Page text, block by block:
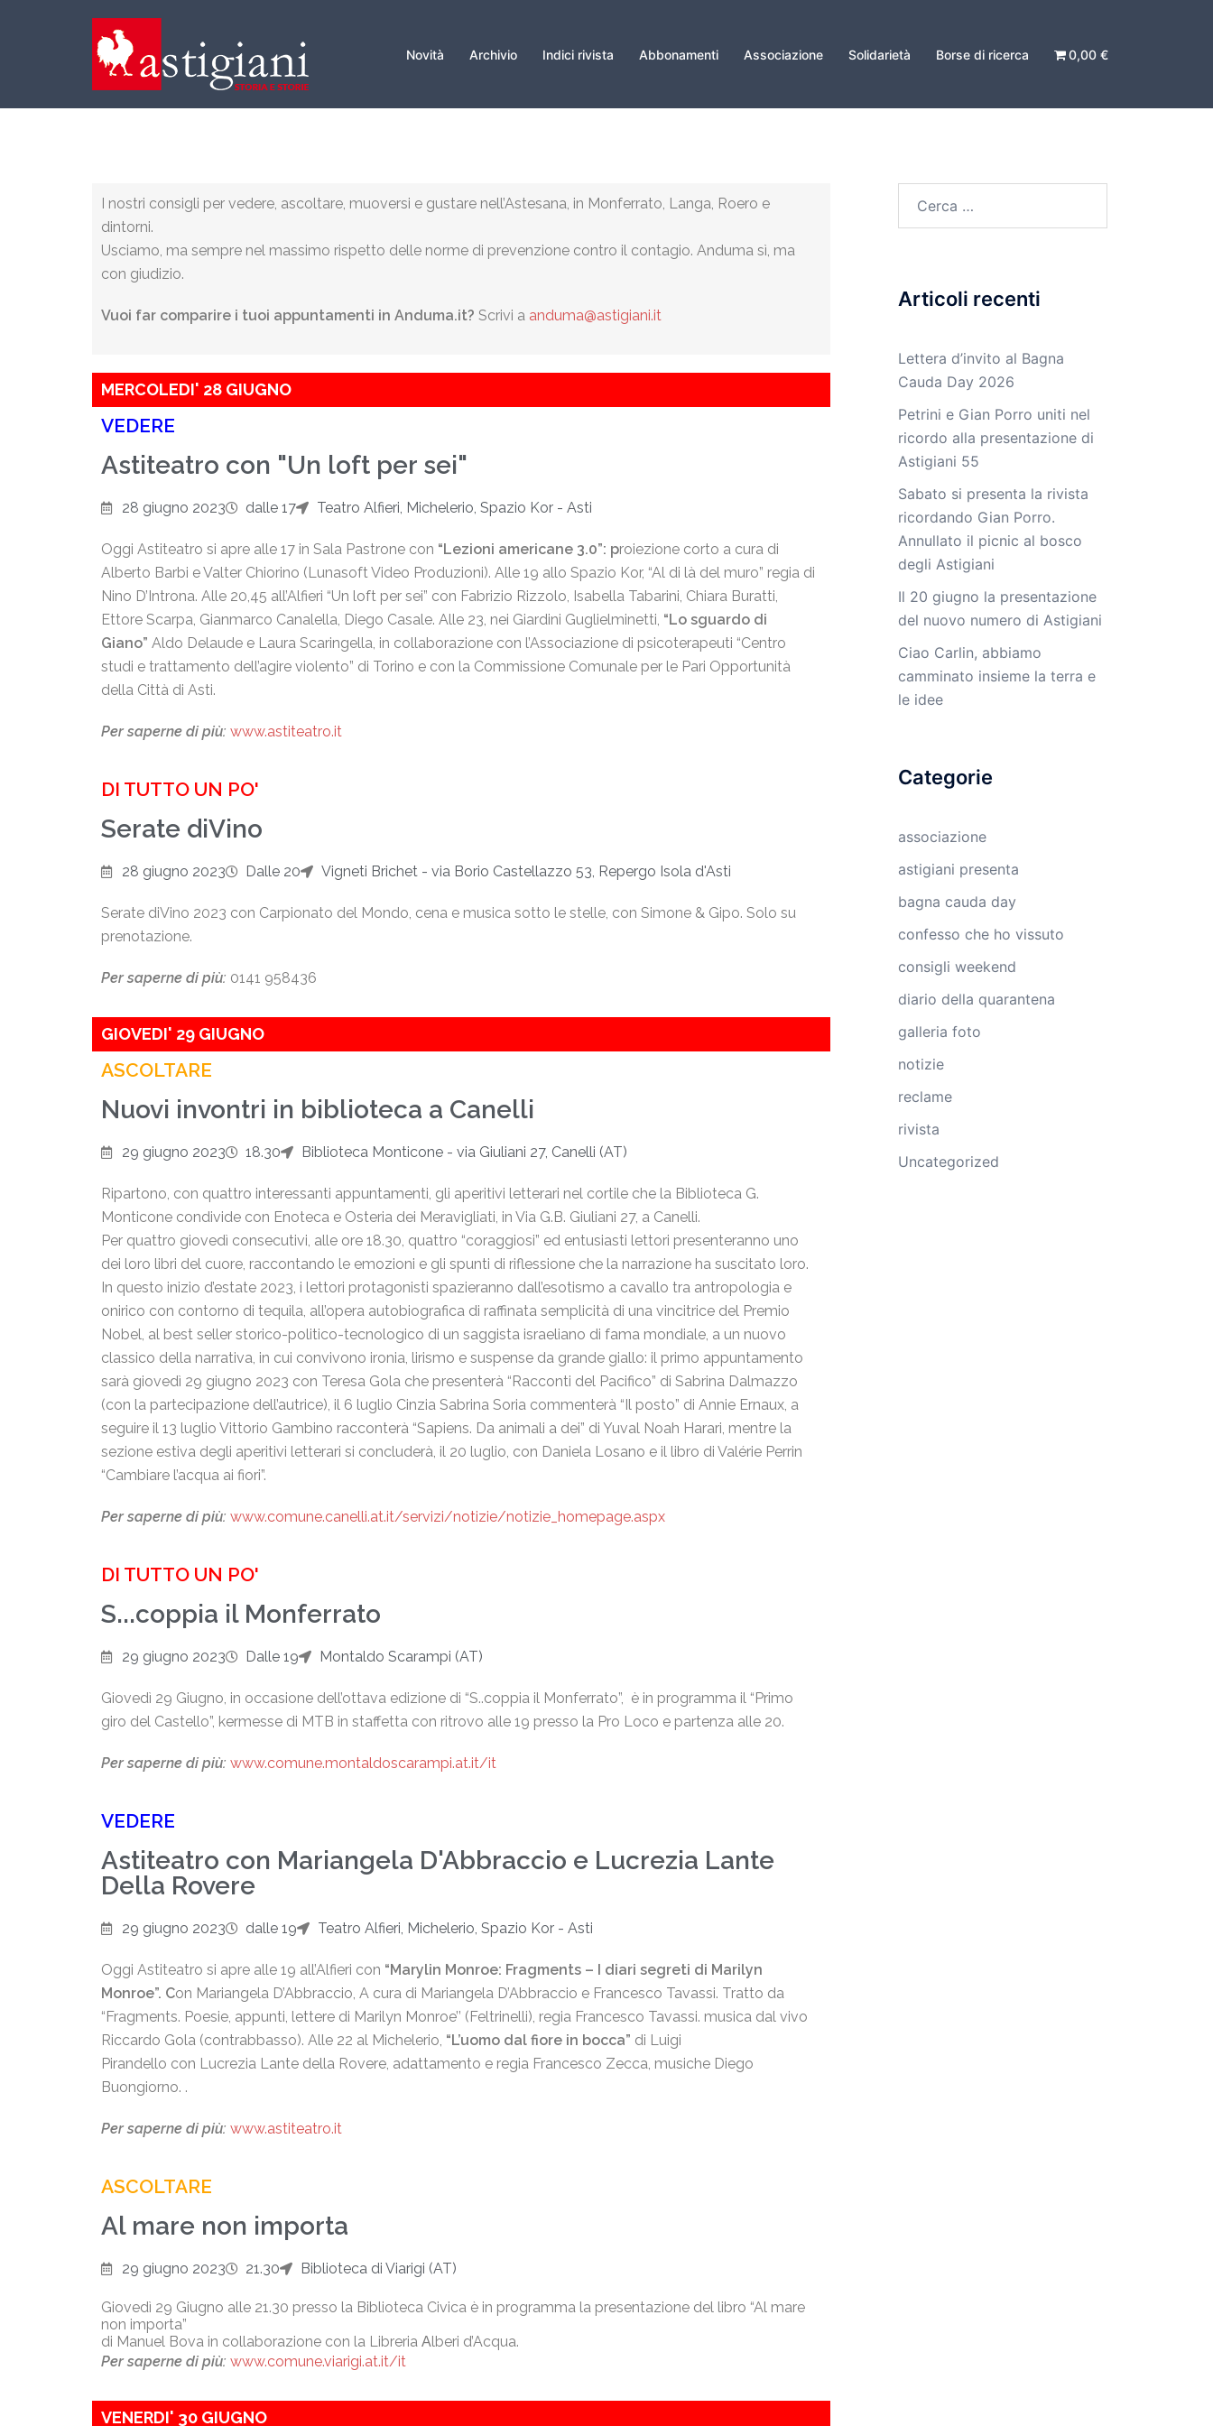
Novità Archivio Indici rivista Abbonamenti Associazione Solidarietà Borse di ricerca 0,00 €
I nostri consigli per vedere, ascoltare, muoversi e gustare nell’Astesana, in Monferrato, Langa, Roero e
dintorni.
Usciamo, ma sempre nel massimo rispetto delle norme di prevenzione contro il contagio. Anduma sì, ma
con giudizio.
Vuoi far comparire i tuoi appuntamenti in Anduma.it? Scrivi a anduma@astigiani.it
MERCOLEDI' 28 GIUGNO
VEDERE
Astiteatro con "Un loft per sei"
28 giugno 2023 dalle 17 Teatro Alfieri, Michelerio, Spazio Kor - Asti
Oggi Astiteatro si apre alle 17 in Sala Pastrone con “Lezioni americane 3.0”: proiezione corto a cura di
Alberto Barbi e Valter Chiorino (Lunasoft Video Produzioni). Alle 19 allo Spazio Kor, “Al di là del muro” regia di
Nino D’Introna. Alle 20,45 all’Alfieri “Un loft per sei” con Fabrizio Rizzolo, Isabella Tabarini, Chiara Buratti,
Ettore Scarpa, Gianmarco Canalella, Diego Casale. Alle 23, nei Giardini Guglielminetti, “Lo sguardo di
Giano” Aldo Delaude e Laura Scaringella, in collaborazione con l’Associazione di psicoterapeuti “Centro
studi e trattamento dell’agire violento” di Torino e con la Commissione Comunale per le Pari Opportunità
della Città di Asti.
Per saperne di più: www.astiteatro.it
DI TUTTO UN PO'
Serate diVino
28 giugno 2023 Dalle 20 Vigneti Brichet - via Borio Castellazzo 53, Repergo Isola d'Asti
Serate diVino 2023 con Carpionato del Mondo, cena e musica sotto le stelle, con Simone & Gipo. Solo su
prenotazione.
Per saperne di più: 0141 958436
GIOVEDI' 29 GIUGNO
ASCOLTARE
Nuovi invontri in biblioteca a Canelli
29 giugno 2023 18.30 Biblioteca Monticone - via Giuliani 27, Canelli (AT)
Ripartono, con quattro interessanti appuntamenti, gli aperitivi letterari nel cortile che la Biblioteca G.
Monticone condivide con Enoteca e Osteria dei Meravigliati, in Via G.B. Giuliani 27, a Canelli.
Per quattro giovedì consecutivi, alle ore 18.30, quattro “coraggiosi” ed entusiasti lettori presenteranno uno
dei loro libri del cuore, raccontando le emozioni e gli spunti di riflessione che la narrazione ha suscitato loro.
In questo inizio d’estate 2023, i lettori protagonisti spazieranno dall’esotismo a cavallo tra antropologia e
onirico con contorno di tequila, all’opera autobiografica di raffinata semplicità di una vincitrice del Premio
Nobel, al best seller storico-politico-tecnologico di un saggista israeliano di fama mondiale, a un nuovo
classico della narrativa, in cui convivono ironia, lirismo e suspense da grande giallo: il primo appuntamento
sarà giovedì 29 giugno 2023 con Teresa Gola che presenterà “Racconti del Pacifico” di Sabrina Dalmazzo
(con la partecipazione dell’autrice), il 6 luglio Cinzia Sabrina Soria commenterà “Il posto” di Annie Ernaux, a
seguire il 13 luglio Vittorio Gambino racconterà “Sapiens. Da animali a dei” di Yuval Noah Harari, mentre la
sezione estiva degli aperitivi letterari si concluderà, il 20 luglio, con Daniela Losano e il libro di Valérie Perrin
“Cambiare l’acqua ai fiori”.
Per saperne di più: www.comune.canelli.at.it/servizi/notizie/notizie_homepage.aspx
DI TUTTO UN PO'
S...coppia il Monferrato
29 giugno 2023 Dalle 19 Montaldo Scarampi (AT)
Giovedì 29 Giugno, in occasione dell’ottava edizione di “S..coppia il Monferrato”, è in programma il “Primo
giro del Castello”, kermesse di MTB in staffetta con ritrovo alle 19 presso la Pro Loco e partenza alle 20.
Per saperne di più: www.comune.montaldoscarampi.at.it/it
VEDERE
Astiteatro con Mariangela D'Abbraccio e Lucrezia Lante
Della Rovere
29 giugno 2023 dalle 19 Teatro Alfieri, Michelerio, Spazio Kor - Asti
Oggi Astiteatro si apre alle 19 all’Alfieri con “Marylin Monroe: Fragments – I diari segreti di Marilyn
Monroe”. Con Mariangela D’Abbraccio, A cura di Mariangela D’Abbraccio e Francesco Tavassi. Tratto da
“Fragments. Poesie, appunti, lettere di Marilyn Monroe’’ (Feltrinelli), regia Francesco Tavassi. musica dal vivo
Riccardo Gola (contrabbasso). Alle 22 al Michelerio, “L’uomo dal fiore in bocca” di Luigi
Pirandello con Lucrezia Lante della Rovere, adattamento e regia Francesco Zecca, musiche Diego
Buongiorno. .
Per saperne di più: www.astiteatro.it
ASCOLTARE
Al mare non importa
29 giugno 2023 21.30 Biblioteca di Viarigi (AT)
Giovedì 29 Giugno alle 21.30 presso la Biblioteca Civica è in programma la presentazione del libro “Al mare
non importa”
di Manuel Bova in collaborazione con la Libreria Αlberi d’Acqua.
Per saperne di più: www.comune.viarigi.at.it/it
VENERDI' 30 GIUGNO
Articoli recenti
Lettera d’invito al Bagna
Cauda Day 2026
Petrini e Gian Porro uniti nel
ricordo alla presentazione di
Astigiani 55
Sabato si presenta la rivista
ricordando Gian Porro.
Annullato il picnic al bosco
degli Astigiani
Il 20 giugno la presentazione
del nuovo numero di Astigiani
Ciao Carlin, abbiamo
camminato insieme la terra e
le idee
Categorie
associazione
astigiani presenta
bagna cauda day
confesso che ho vissuto
consigli weekend
diario della quarantena
galleria foto
notizie
reclame
rivista
Uncategorized